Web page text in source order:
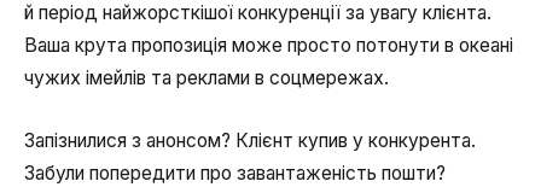
Автоматична система розподілу
дзвінків
UniTalk Chat
й період найжорсткішої конкуренції за увагу клієнта.
Ваша крута пропозиція може просто потонути в океані
чужих імейлів та реклами в соцмережах.
Запізнилися з анонсом? Клієнт купив у конкурента.
Забули попередити про завантаженість пошти?